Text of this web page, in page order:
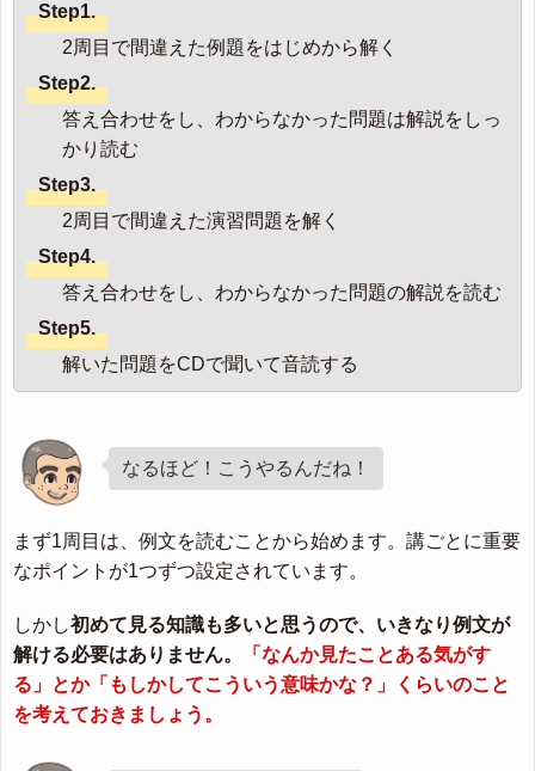
Step1.
2周目で間違えた例題をはじめから解く
Step2.
答え合わせをし、わからなかった問題は解説をしっ
かり読む
Step3.
2周目で間違えた演習問題を解く
Step4.
答え合わせをし、わからなかった問題の解説を読む
Step5.
解いた問題をCDで聞いて音読する
なるほど！こうやるんだね！
まず1周目は、例文を読むことから始めます。講ごとに重要
なポイントが1つずつ設定されています。
しかし初めて見る知識も多いと思うので、いきなり例文が
解ける必要はありません。
「なんか見たことある気がす
る」とか「もしかしてこういう意味かな？」くらいのこと
を考えておきましょう。